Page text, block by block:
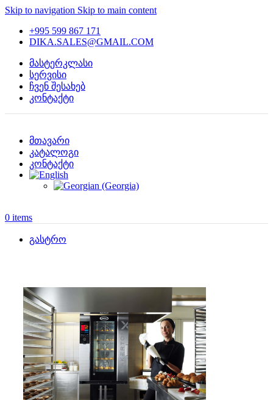
Skip to navigation Skip to main content
+995 599 867 171
DIKA.SALES@GMAIL.COM
მასტერკლასი
სერვისი
ჩვენ შესახებ
კონტაქტი
მთავარი
კატალოგი
კონტაქტი
0 items
გასტრო